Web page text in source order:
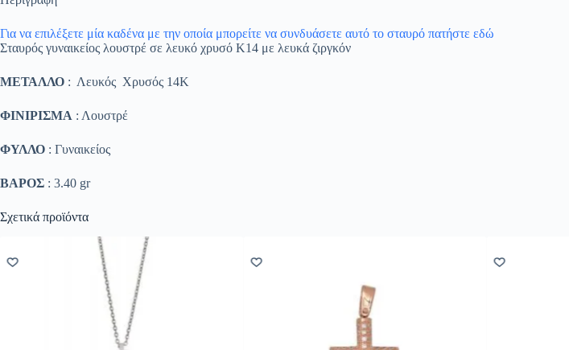
Για να επιλέξετε μία καδένα με την οποία μπορείτε να συνδυάσετε αυτό το σταυρό πατήστε εδώ
Σταυρός γυναικείος λουστρέ σε λευκό χρυσό K14 με λευκά ζιργκόν
ΜΕΤΑΛΛΟ : Λευκός Χρυσός 14K
ΦΙΝΙΡΙΣΜΑ : Λουστρέ
ΦΥΛΛΟ : Γυναικείος
ΒΑΡΟΣ : 3.40 gr
Σχετικά προϊόντα